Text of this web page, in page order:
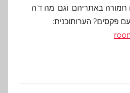
באתריהם. וגם: מה ד’ה
פקסים? הערותוכנית: